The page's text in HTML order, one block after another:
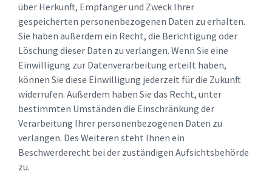
über Herkunft, Empfänger und Zweck Ihrer
gespeicherten personenbezogenen Daten zu erhalten.
Sie haben außerdem ein Recht, die Berichtigung oder
Löschung dieser Daten zu verlangen. Wenn Sie eine
Einwilligung zur Datenverarbeitung erteilt haben,
können Sie diese Einwilligung jederzeit für die Zukunft
widerrufen. Außerdem haben Sie das Recht, unter
bestimmten Umständen die Einschränkung der
Verarbeitung Ihrer personenbezogenen Daten zu
verlangen. Des Weiteren steht Ihnen ein
Beschwerderecht bei der zuständigen Aufsichtsbehörde
zu.